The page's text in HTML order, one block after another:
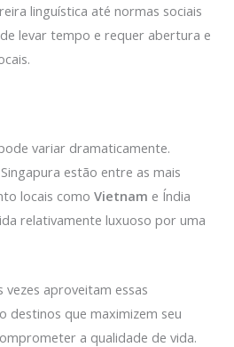
linguística até normas sociais
levar tempo e requer abertura e
variar dramaticamente.
estão entre as mais
locais comoVietnam e Índia
relativamente luxuoso por uma
aproveitam essas
destinos que maximizem seu
a qualidade de vida.